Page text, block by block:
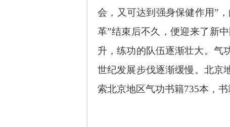
会，又可达到强身保健作用”
革”结束后不久，便迎来了新
升，练功的队伍逐渐壮大。气
世纪发展步伐逐渐缓慢。北京
索北京地区气功书籍735本，